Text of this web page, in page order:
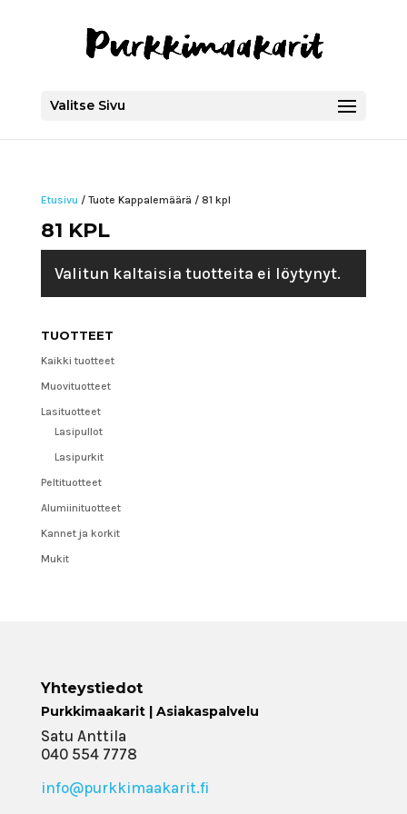
Valitse Sivu
Etusivu / Tuote Kappalemäärä / 81 kpl
81 KPL
Valitun kaltaisia tuotteita ei löytynyt.
TUOTTEET
Kaikki tuotteet
Muovituotteet
Lasituotteet
Lasipullot
Lasipurkit
Peltituotteet
Alumiinituotteet
Kannet ja korkit
Mukit
Yhteystiedot
Purkkimaakarit | Asiakaspalvelu
Satu Anttila
040 554 7778
info@purkkimaakarit.fi